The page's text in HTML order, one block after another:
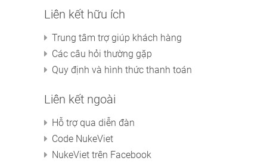
Liên kết hữu ích
Trung tâm trợ giúp khách hàng
Các câu hỏi thường gặp
Quy định và hình thức thanh toán
Liên kết ngoài
Hỗ trợ qua diễn đàn
Code NukeViet
NukeViet trên Facebook